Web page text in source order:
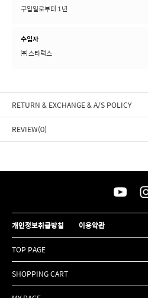
구입일로부터 1년
수입자
㈜ 스타럭스
RETURN & EXCHANGE & A/S POLICY
REVIEW(0)
개인정보취급방침 이용약관
TOP PAGE
SHOPPING CART